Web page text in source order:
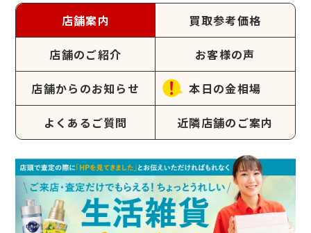
店舗案内 買取参考価格
店舗のご紹介 お客様の声
店舗からのお知らせ 本日の金相場
よくあるご質問 近隣店舗のご案内